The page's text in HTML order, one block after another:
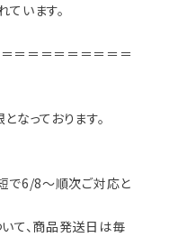
います。
＝＝＝＝＝＝＝＝＝
っております。
で6/8～順次ご対応と
て、商品発送日は毎